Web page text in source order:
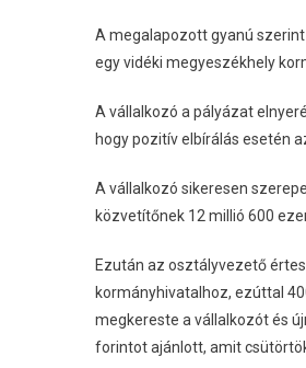
A megalapozott gyanú
egy vidéki megyeszékhely
A vállalkozó a pályázat
hogy pozitív elbírálás esetén
A vállalkozó sikeresen
közvetítőnek 12 millió 600
Ezután az osztályvezető
kormányhivatalhoz, ezúttal
megkereste a vállalkozót és
forintot ajánlott, amit